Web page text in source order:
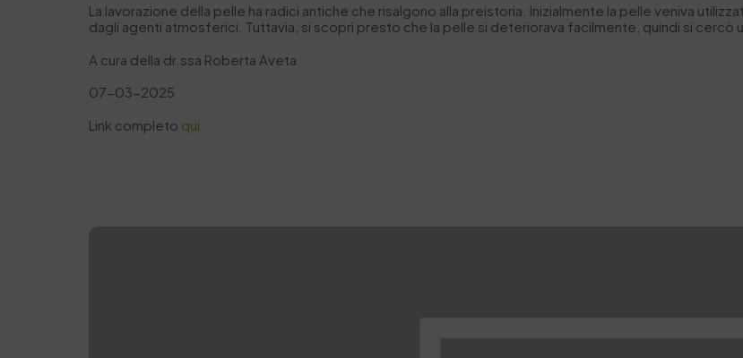
La lavorazione della pelle ha radici antiche che risalgono alla preistoria. Inizialmente la pelle veniva
dagli agenti atmosferici. Tuttavia, si scoprì presto che la pelle si deteriorava facilmente, quindi si cercò
A cura della dr.ssa Roberta Aveta
07-03-2025
Link completo qui